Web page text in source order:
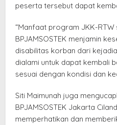
peserta tersebut dapat
“Manfaat program JKK-
BPJAMSOSTEK menjamin
disabilitas korban dari
dialami untuk dapat kembali
sesuai dengan kondisi dan
Siti Maimunah juga
BPJAMSOSTEK Jakarta
memperhatikan dan